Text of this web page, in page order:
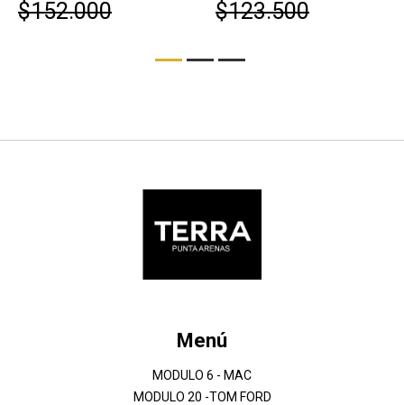
$152.000 $123.500
Menú
MODULO 6 - MAC
MODULO 20 -TOM FORD